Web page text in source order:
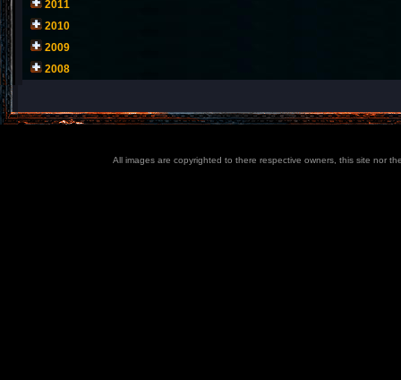
2011
2010
2009
2008
All images are copyrighted to there respective owners, this site nor